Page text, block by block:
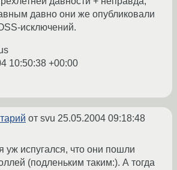
давно они же опубликовали
исключений.
10:50:38 +00:00
от svu 25.05.2004 09:18:48
уж испугался, что они пошли
(подленьким таким:). А тогда